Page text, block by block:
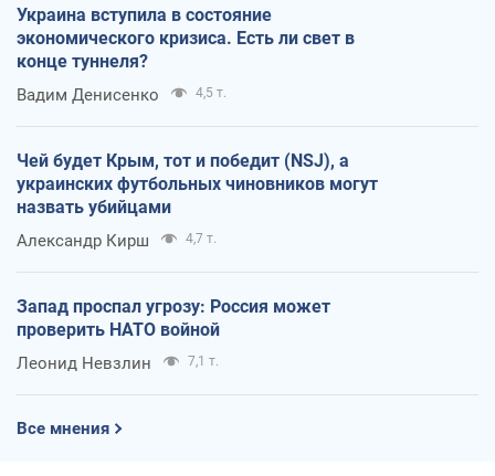
Украина вступила в состояние
экономического кризиса. Есть ли свет в
конце туннеля?
Вадим Денисенко 4,5 т.
Чей будет Крым, тот и победит (NSJ), а
украинских футбольных чиновников могут
назвать убийцами
Александр Кирш 4,7 т.
Запад проспал угрозу: Россия может
проверить НАТО войной
Леонид Невзлин 7,1 т.
Все мнения